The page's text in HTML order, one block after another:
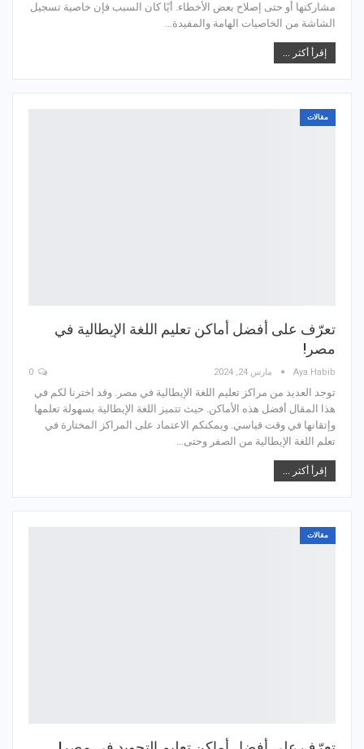
مشاركتها أو حتى إصلاح بعض الأخطاء. أيًا كان السبب فإن خاصية تسجيل
الشاشة من الخاصيات الهامة والمفيدة…
إقرأ أكثر ...
مقالات
تعرّف على أفضل أماكن تعليم اللغة الإيطالية في
مصر!
Aya Habib مارس 24, 2024
توجد العديد من مراكز تعليم اللغة الإيطالية في مصر. وقد اخترنا لكم في
هذا المقال أفضل هذه الأماكن. حيث تتميز اللغة الإيطالية بسهولة تعلمها
وإتقانها في وقت قياسي. ويمكنكم الاعتماد على المراكز المختارة في
تعلم اللغة الإيطالية من الصفر وحتى…
إقرأ أكثر ...
مقالات